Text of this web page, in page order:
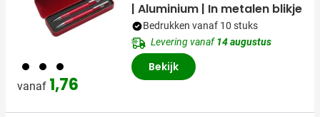
001 023 008
vanaf 1,76
| Aluminium | In metalen blikje
Bedrukken vanaf 10 stuks
Levering vanaf14 augustus
Bekijk